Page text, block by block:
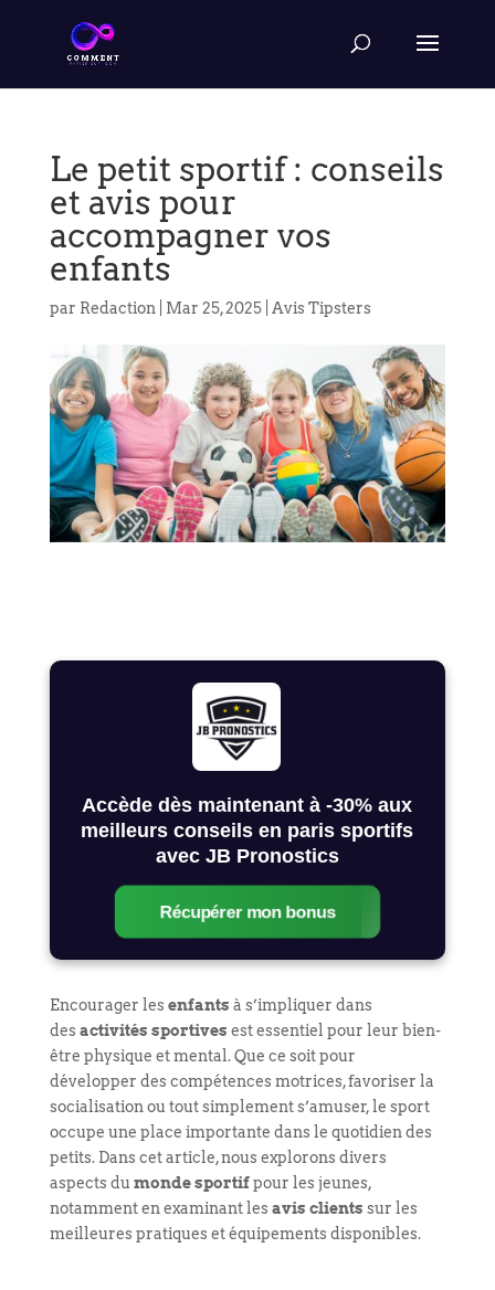
Le petit sportif : conseils
et avis pour
accompagner vos
enfants
par Redaction Mar 25, 2025| Avis Tipsters
Accède dès maintenant à -30% aux
meilleurs conseils en paris sportifs
avec JB Pronostics
Récupérer mon bonus
Encourager lesenfants à s’impliquer dans
desactivités sportives est essentiel pour leur bien-
être physique et mental. Que ce soit pour
développer des compétences motrices, favoriser la
socialisation ou tout simplement s’amuser, le sport
occupe une place importante dans le quotidien des
petits. Dans cet article, nous explorons divers
aspects du monde sportifpour les jeunes,
notamment en examinant lesavis clients sur les
meilleures pratiques et équipements disponibles.